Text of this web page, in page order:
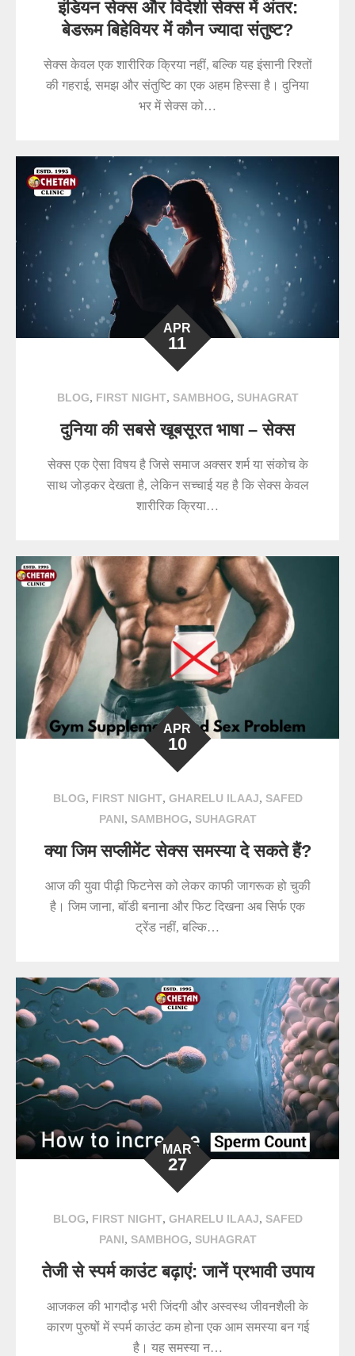
इंडियन सेक्स और विदेशी सेक्स में अंतर:
बेडरूम बिहेवियर में कौन ज्यादा संतुष्ट?
सेक्स केवल एक शारीरिक क्रिया नहीं, बल्कि यह इंसानी रिश्तों
की गहराई, समझ और संतुष्टि का एक अहम हिस्सा है। दुनिया
भर में सेक्स को…
APR
11
BLOG, FIRST NIGHT, SAMBHOG, SUHAGRAT
दुनिया की सबसे खूबसूरत भाषा – सेक्स
सेक्स एक ऐसा विषय है जिसे समाज अक्सर शर्म या संकोच के
साथ जोड़कर देखता है, लेकिन सच्चाई यह है कि सेक्स केवल
शारीरिक क्रिया…
APR
10
BLOG, FIRST NIGHT, GHARELU ILAAJ, SAFED
PANI, SAMBHOG, SUHAGRAT
क्या जिम सप्लीमेंट सेक्स समस्या दे सकते हैं?
आज की युवा पीढ़ी फिटनेस को लेकर काफी जागरूक हो चुकी
है। जिम जाना, बॉडी बनाना और फिट दिखना अब सिर्फ एक
ट्रेंड नहीं, बल्कि…
MAR
27
BLOG, FIRST NIGHT, GHARELU ILAAJ, SAFED
PANI, SAMBHOG, SUHAGRAT
तेजी से स्पर्म काउंट बढ़ाएं: जानें प्रभावी उपाय
आजकल की भागदौड़ भरी जिंदगी और अस्वस्थ जीवनशैली के
कारण पुरुषों में स्पर्म काउंट कम होना एक आम समस्या बन गई
है। यह समस्या न…